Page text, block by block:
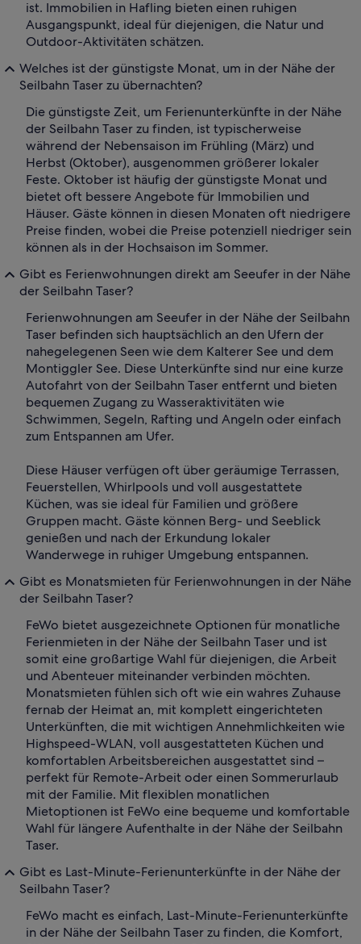
ist. Immobilien in Hafling bieten einen ruhigen
Ausgangspunkt, ideal für diejenigen, die Natur und
Outdoor-Aktivitäten schätzen.
Welches ist der günstigste Monat, um in der Nähe der
Seilbahn Taser zu übernachten?
Die günstigste Zeit, um Ferienunterkünfte in der Nähe
der Seilbahn Taser zu finden, ist typischerweise
während der Nebensaison im Frühling (März) und
Herbst (Oktober), ausgenommen größerer lokaler
Feste. Oktober ist häufig der günstigste Monat und
bietet oft bessere Angebote für Immobilien und
Häuser. Gäste können in diesen Monaten oft niedrigere
Preise finden, wobei die Preise potenziell niedriger sein
können als in der Hochsaison im Sommer.
Gibt es Ferienwohnungen direkt am Seeufer in der Nähe
der Seilbahn Taser?
Ferienwohnungen am Seeufer in der Nähe der Seilbahn
Taser befinden sich hauptsächlich an den Ufern der
nahegelegenen Seen wie dem Kalterer See und dem
Montiggler See. Diese Unterkünfte sind nur eine kurze
Autofahrt von der Seilbahn Taser entfernt und bieten
bequemen Zugang zu Wasseraktivitäten wie
Schwimmen, Segeln, Rafting und Angeln oder einfach
zum Entspannen am Ufer.
Diese Häuser verfügen oft über geräumige Terrassen,
Feuerstellen, Whirlpools und voll ausgestattete
Küchen, was sie ideal für Familien und größere
Gruppen macht. Gäste können Berg- und Seeblick
genießen und nach der Erkundung lokaler
Wanderwege in ruhiger Umgebung entspannen.
Gibt es Monatsmieten für Ferienwohnungen in der Nähe
der Seilbahn Taser?
FeWo bietet ausgezeichnete Optionen für monatliche
Ferienmieten in der Nähe der Seilbahn Taser und ist
somit eine großartige Wahl für diejenigen, die Arbeit
und Abenteuer miteinander verbinden möchten.
Monatsmieten fühlen sich oft wie ein wahres Zuhause
fernab der Heimat an, mit komplett eingerichteten
Unterkünften, die mit wichtigen Annehmlichkeiten wie
Highspeed-WLAN, voll ausgestatteten Küchen und
komfortablen Arbeitsbereichen ausgestattet sind –
perfekt für Remote-Arbeit oder einen Sommerurlaub
mit der Familie. Mit flexiblen monatlichen
Mietoptionen ist FeWo eine bequeme und komfortable
Wahl für längere Aufenthalte in der Nähe der Seilbahn
Taser.
Gibt es Last-Minute-Ferienunterkünfte in der Nähe der
Seilbahn Taser?
FeWo macht es einfach, Last-Minute-Ferienunterkünfte
in der Nähe der Seilbahn Taser zu finden, die Komfort,